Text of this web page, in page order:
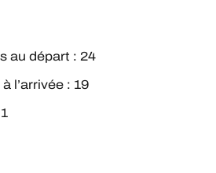
au départ : 24
l’arrivée : 19